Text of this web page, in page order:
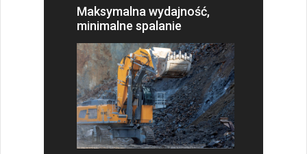
Maksymalna wydajność,
minimalne spalanie